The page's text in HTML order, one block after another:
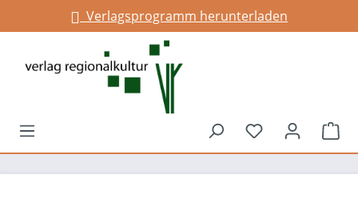
springenVerlagsprogramm herunterladen
Du hast 0